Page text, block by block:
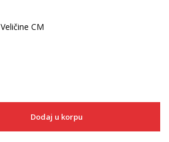
Veličine CM
Dodaj u korpu